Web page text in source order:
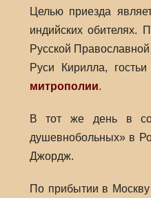
Целью приезда
индийских обителях.
Русской
Руси Кирилла,
митрополии.
В тот же день в
душевнобольных» в
Джордж.
По прибытии в Москву